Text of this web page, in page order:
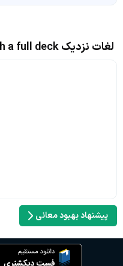
لغات نزدیک not playing with a full deck
پیشنهاد بهبود معانی